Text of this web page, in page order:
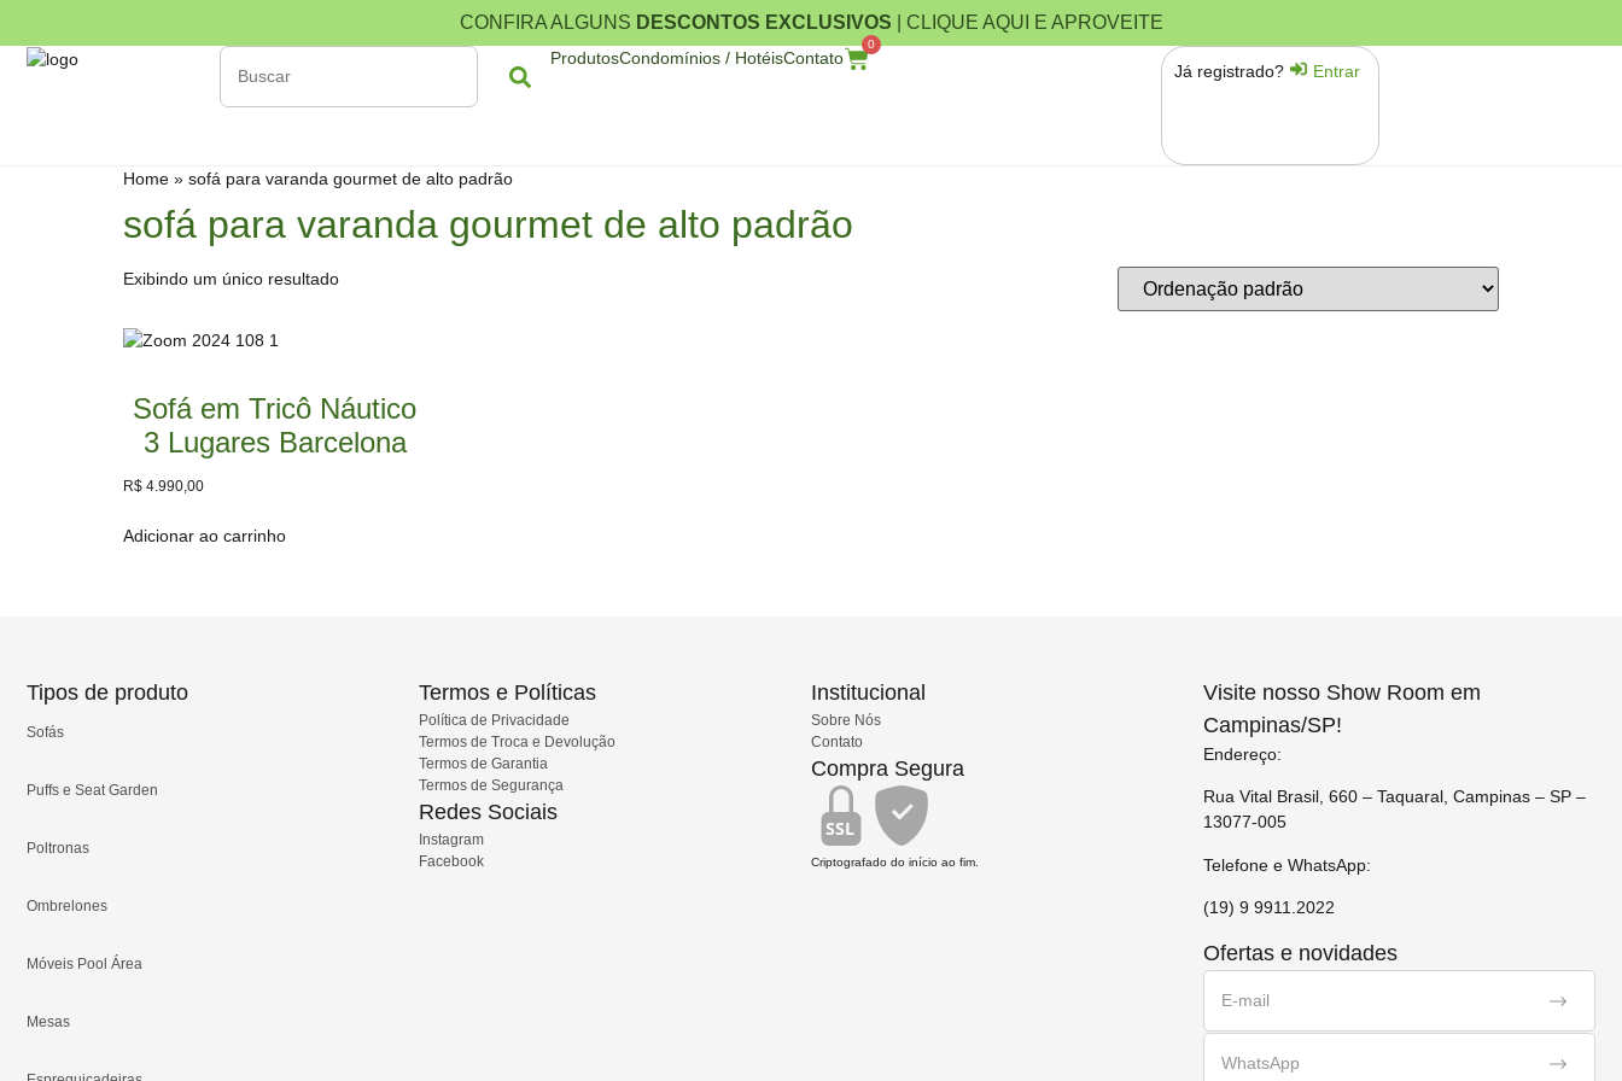
CONFIRA ALGUNS DESCONTOS EXCLUSIVOS | CLIQUE AQUI E APROVEITE
ProdutosCondomínios / HotéisContato
0
Já registrado? Entrar
Home » sofá para varanda gourmet de alto padrão
sofá para varanda gourmet de alto padrão
Exibindo um único resultado
Sofá em Tricô Náutico
3 Lugares Barcelona
R$ 4.990,00
Adicionar ao carrinho
Tipos de produto
Sofás
Puffs e Seat Garden
Poltronas
Ombrelones
Móveis Pool Área
Mesas
Termos e Políticas
Política de Privacidade
Termos de Troca e Devolução
Termos de Garantia
Termos de Segurança
Redes Sociais
Instagram
Facebook
Institucional
Sobre Nós
Contato
Compra Segura
SSL
Criptografado do início ao fim.
Visite nosso Show Room em
Campinas/SP!
Endereço:
Rua Vital Brasil, 660 – Taquaral, Campinas – SP –
13077-005
Telefone e WhatsApp:
(19) 9 9911.2022
Ofertas e novidades